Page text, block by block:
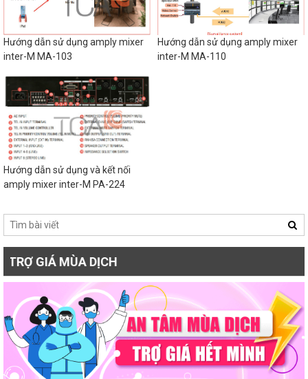
Hướng dẫn sử dụng amply mixer
inter-M MA-103
Hướng dẫn sử dụng amply mixer
inter-M MA-110
Hướng dẫn sử dụng và kết nối
amply mixer inter-M PA-224
MÙA DỊCH